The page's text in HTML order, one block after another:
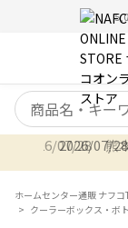
検索キーワード
2026/07/28 熊本
2026/07/28
ホームセンター通販 ナフコ
クーラーボックス・ボ